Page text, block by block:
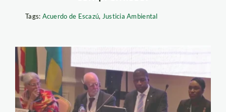
Tags: Acuerdo de Escazú, Justicia Ambiental
COP 4 de Escazú en
Bahamas_COP